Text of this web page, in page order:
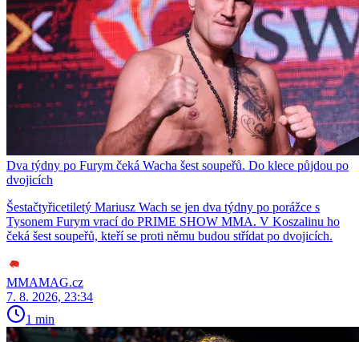
Dva týdny po Furym čeká Wacha šest soupeřů. Do klece půjdou po
dvojicích
Šestačtyřicetiletý Mariusz Wach se jen dva týdny po porážce s
Tysonem Furym vrací do PRIME SHOW MMA. V Koszalinu ho
čeká šest soupeřů, kteří se proti němu budou střídat po dvojicích.
MMAMAG.cz
7. 8. 2026, 23:34
1 min